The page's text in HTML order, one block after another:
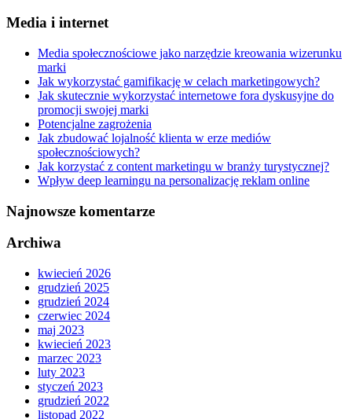
Media i internet
Media społecznościowe jako narzędzie kreowania wizerunku
marki
Jak wykorzystać gamifikację w celach marketingowych?
Jak skutecznie wykorzystać internetowe fora dyskusyjne do
promocji swojej marki
Potencjalne zagrożenia
Jak zbudować lojalność klienta w erze mediów
społecznościowych?
Jak korzystać z content marketingu w branży turystycznej?
Wpływ deep learningu na personalizację reklam online
Najnowsze komentarze
Archiwa
kwiecień 2026
grudzień 2025
grudzień 2024
czerwiec 2024
maj 2023
kwiecień 2023
marzec 2023
luty 2023
styczeń 2023
grudzień 2022
listopad 2022